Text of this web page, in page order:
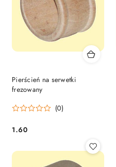
Pierścień na serwetki
frezowany
(0)
Cena:
1.60